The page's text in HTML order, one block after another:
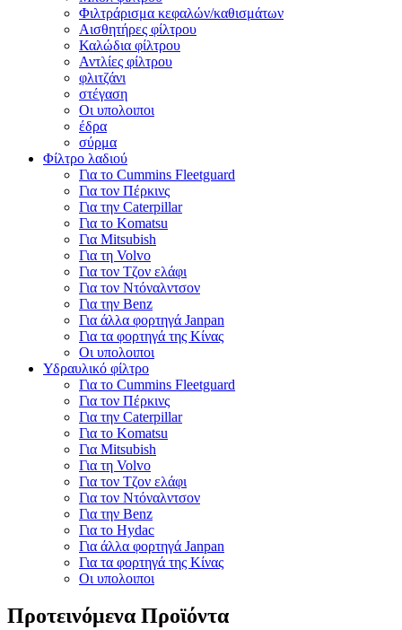
Φιλτράρισμα κεφαλών/καθισμάτων
Αισθητήρες φίλτρου
Καλώδια φίλτρου
Αντλίες φίλτρου
φλιτζάνι
στέγαση
Οι υπολοιποι
έδρα
σύρμα
Φίλτρο λαδιού
Για το Cummins Fleetguard
Για τον Πέρκινς
Για την Caterpillar
Για το Komatsu
Για Mitsubish
Για τη Volvo
Για τον Τζον ελάφι
Για τον Ντόναλντσον
Για την Benz
Για άλλα φορτηγά Janpan
Για τα φορτηγά της Κίνας
Οι υπολοιποι
Υδραυλικό φίλτρο
Για το Cummins Fleetguard
Για τον Πέρκινς
Για την Caterpillar
Για το Komatsu
Για Mitsubish
Για τη Volvo
Για τον Τζον ελάφι
Για τον Ντόναλντσον
Για την Benz
Για το Hydac
Για άλλα φορτηγά Janpan
Για τα φορτηγά της Κίνας
Οι υπολοιποι
Προτεινόμενα Προϊόντα